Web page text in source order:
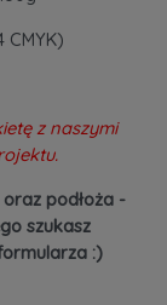
z naszymi
podłoża -
szukasz
:)